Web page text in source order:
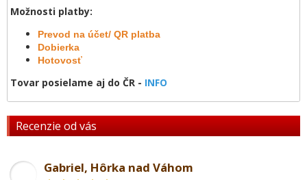
Možnosti platby:
Prevod na účet/ QR platba
Dobierka
Hotovosť
Tovar posielame aj do ČR - INFO
Recenzie od vás
Gabriel, Hôrka nad Váhom